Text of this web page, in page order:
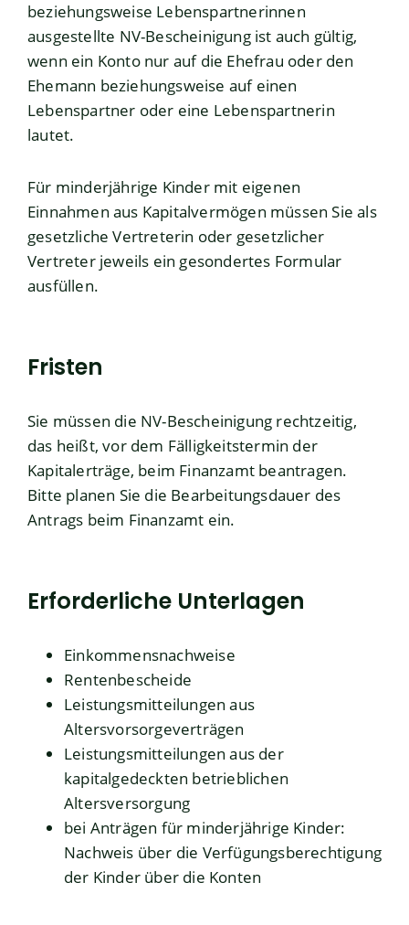
beziehungsweise Lebenspartnerinnen
ausgestellte NV-Bescheinigung ist auch gültig,
wenn ein Konto nur auf die Ehefrau oder den
Ehemann beziehungsweise auf einen
Lebenspartner oder eine Lebenspartnerin
lautet.
Für minderjährige Kinder mit eigenen
Einnahmen aus Kapitalvermögen müssen Sie als
gesetzliche Vertreterin oder gesetzlicher
Vertreter jeweils ein gesondertes Formular
ausfüllen.
Fristen
Sie müssen die NV-Bescheinigung rechtzeitig,
das heißt, vor dem Fälligkeitstermin der
Kapitalerträge, beim Finanzamt beantragen.
Bitte planen Sie die Bearbeitungsdauer des
Antrags beim Finanzamt ein.
Erforderliche Unterlagen
Einkommensnachweise
Rentenbescheide
Leistungsmitteilungen aus
Altersvorsorgeverträgen
Leistungsmitteilungen aus der
kapitalgedeckten betrieblichen
Altersversorgung
bei Anträgen für minderjährige Kinder:
Nachweis über die Verfügungsberechtigung
der Kinder über die Konten